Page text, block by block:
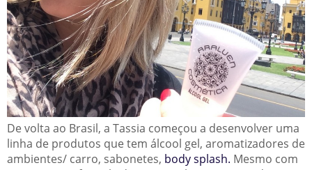
De volta ao Brasil, a Tassia começou a desenvolver uma
linha de produtos que tem álcool gel, aromatizadores de
ambientes/ carro, sabonetes, body splash. Mesmo com